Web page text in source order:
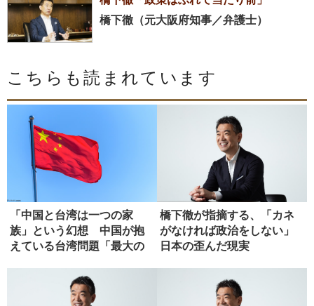
橋下徹（元大阪府知事／弁護士）
こちらも読まれています
「中国と台湾は一つの家
族」という幻想 中国が抱
えている台湾問題「最大の
橋下徹が指摘する、「カネ
がなければ政治をしない」
日本の歪んだ現実